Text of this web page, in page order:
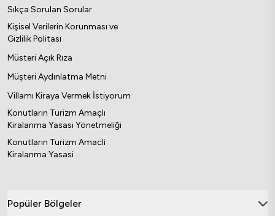
Sıkça Sorulan Sorular
Kişisel Verilerin Korunması ve
Gizlilik Politası
Müsteri Açık Rıza
Müşteri Aydınlatma Metni
Villamı Kiraya Vermek İstiyorum
Konutların Turizm Amaçlı
Kiralanma Yasası Yönetmeliği
Konutların Turizm Amacli
Kiralanma Yasasi
Popüler Bölgeler